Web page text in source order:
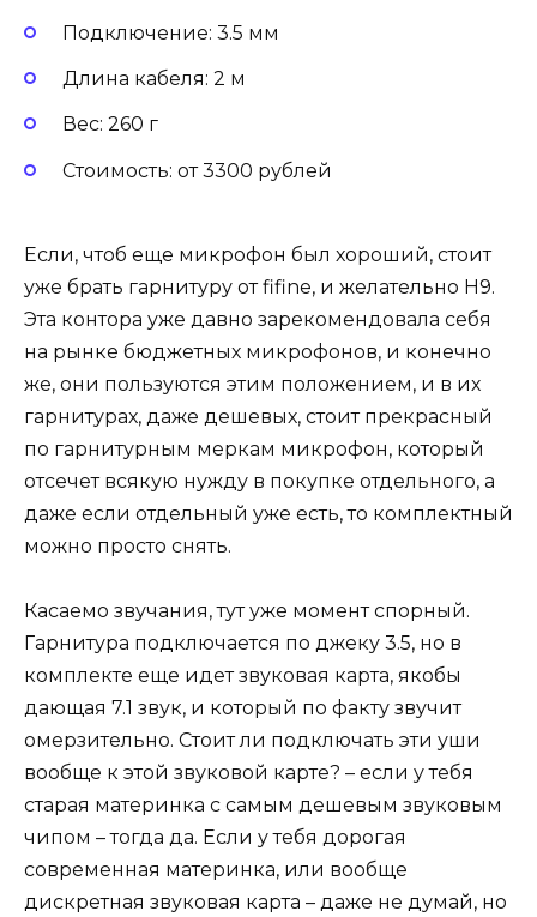
Подключение: 3.5 мм
Длина кабеля: 2 м
Вес: 260 г
Стоимость: от 3300 рублей
Если, чтоб еще микрофон был хороший, стоит
уже брать гарнитуру от fifine, и желательно H9.
Эта контора уже давно зарекомендовала себя
на рынке бюджетных микрофонов, и конечно
же, они пользуются этим положением, и в их
гарнитурах, даже дешевых, стоит прекрасный
по гарнитурным меркам микрофон, который
отсечет всякую нужду в покупке отдельного, а
даже если отдельный уже есть, то комплектный
можно просто снять.
Касаемо звучания, тут уже момент спорный.
Гарнитура подключается по джеку 3.5, но в
комплекте еще идет звуковая карта, якобы
дающая 7.1 звук, и который по факту звучит
омерзительно. Стоит ли подключать эти уши
вообще к этой звуковой карте? – если у тебя
старая материнка с самым дешевым звуковым
чипом – тогда да. Если у тебя дорогая
современная материнка, или вообще
дискретная звуковая карта – даже не думай, но